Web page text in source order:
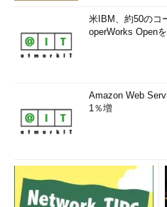
米IBM、約50のコ
operWorks Open
Amazon Web
1％増